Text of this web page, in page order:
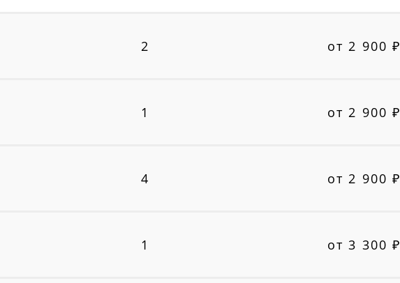
2 от 2 900 ₽
1 от 2 900 ₽
4 от 2 900 ₽
1 от 3 300 ₽